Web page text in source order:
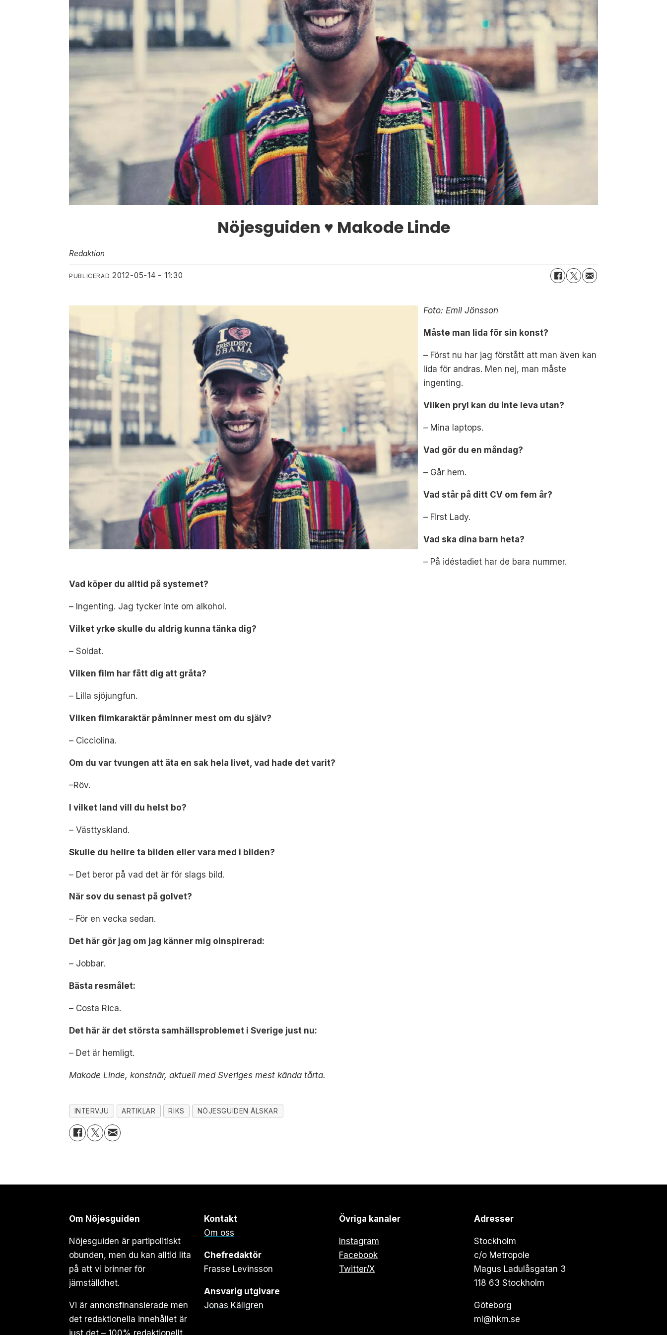
Nöjesguiden ♥ Makode Linde
Redaktion
PUBLICERAD 2012-05-14 - 11:30
Foto: Emil Jönsson
Måste man lida för sin konst?
– Först nu har jag förstått att man även kan
lida för andras. Men nej, man måste
ingenting.
Vilken pryl kan du inte leva utan?
– Mina laptops.
Vad gör du en måndag?
– Går hem.
Vad står på ditt CV om fem år?
– First Lady.
Vad ska dina barn heta?
– På idéstadiet har de bara nummer.
Vad köper du alltid på systemet?
– Ingenting. Jag tycker inte om alkohol.
Vilket yrke skulle du aldrig kunna tänka dig?
– Soldat.
Vilken film har fått dig att gråta?
– Lilla sjöjungfun.
Vilken filmkaraktär påminner mest om du själv?
– Cicciolina.
Om du var tvungen att äta en sak hela livet, vad hade det varit?
–Röv.
I vilket land vill du helst bo?
– Västtyskland.
Skulle du hellre ta bilden eller vara med i bilden?
– Det beror på vad det är för slags bild.
När sov du senast på golvet?
– För en vecka sedan.
Det här gör jag om jag känner mig oinspirerad:
– Jobbar.
Bästa resmålet:
– Costa Rica.
Det här är det största samhällsproblemet i Sverige just nu:
– Det är hemligt.
Makode Linde, konstnär, aktuell med Sveriges mest kända tårta.
INTERVJU ARTIKLAR RIKS NÖJESGUIDEN ÄLSKAR
Om Nöjesguiden
Nöjesguiden är partipolitiskt
obunden, men du kan alltid lita
på att vi brinner för
jämställdhet.
Vi är annonsfinansierade men
det redaktionella innehållet är
Kontakt
Om oss
Chefredaktör
Frasse Levinsson
Ansvarig utgivare
Jonas Källgren
Övriga kanaler
Instagram
Facebook
Twitter/X
Adresser
Stockholm
c/o Metropole
Magus Ladulåsgatan 3
118 63 Stockholm
Göteborg
ml@hkm.se